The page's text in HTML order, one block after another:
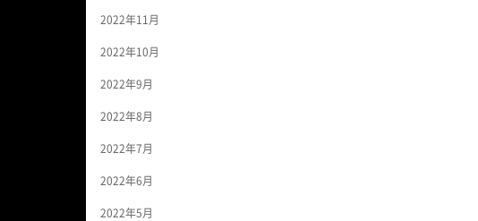
2022年11月
2022年10月
2022年9月
2022年8月
2022年7月
2022年6月
2022年5月